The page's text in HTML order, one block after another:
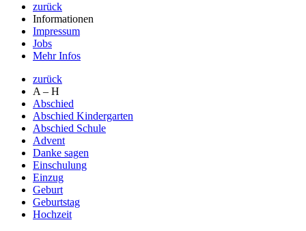
zurück
Informationen
Impressum
Jobs
Mehr Infos
zurück
A – H
Abschied
Abschied Kindergarten
Abschied Schule
Advent
Danke sagen
Einschulung
Einzug
Geburt
Geburtstag
Hochzeit